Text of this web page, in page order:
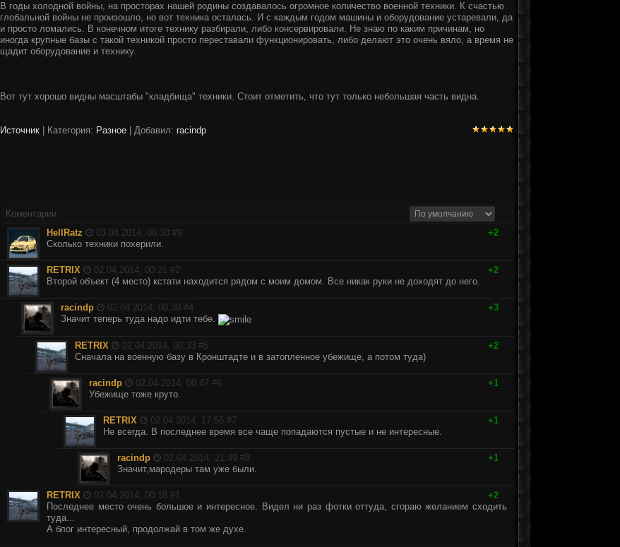
В годы холодной войны, на просторах нашей родины создавалось огромное количество военной техники. К счастью
глобальной войны не произошло, но вот техника осталась. И с каждым годом машины и оборудование устаревали, да
и просто ломались. В конечном итоге технику разбирали, либо консервировали. Не знаю по каким причинам, но
иногда крупные базы с такой техникой просто переставали функционировать, либо делают это очень вяло, а время не
щадит оборудование и технику.
Вот тут хорошо видны масштабы "кладбища" техники. Стоит отметить, что тут только небольшая часть видна.
Источник Категория: Разное | Добавил: racindp
Коментарии
HellRatz
03.04.2014, 00:33 #9
+2
Сколько техники похерили.
RETRIX 02.04.2014, 00:21 #2
+2
Второй объект (4 место) кстати находится рядом с моим домом. Все никак руки не доходят до него.
racindp 02.04.2014, 00:30 #4
+3
Значит теперь туда надо идти тебе.
RETRIX 02.04.2014, 00:33 #5
+2
Сначала на военную базу в Кронштадте и в затопленное убежище, а потом туда)
racindp 02.04.2014, 00:47 #6
+1
Убежище тоже круто.
RETRIX 02.04.2014, 17:56 #7
+1
Не всегда. В последнее время все чаще попадаются пустые и не интересные.
racindp 02.04.2014, 21:49 #8
+1
Значит,мародеры там уже были.
RETRIX 02.04.2014, 00:18 #1
+2
Последнее место очень большое и интересное. Видел ни раз фотки оттуда, сгораю желанием сходить
туда...
А блог интересный, продолжай в том же духе.